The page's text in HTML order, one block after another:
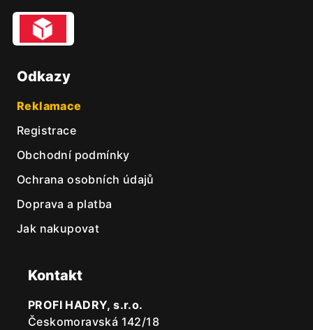
Odkazy
Reklamace
Registrace
Obchodní podmínky
Ochrana osobních údajů
Doprava a platba
Jak nakupovat
Kontakt
PROFI HADRY, s.r.o.
Českomoravská 142/18